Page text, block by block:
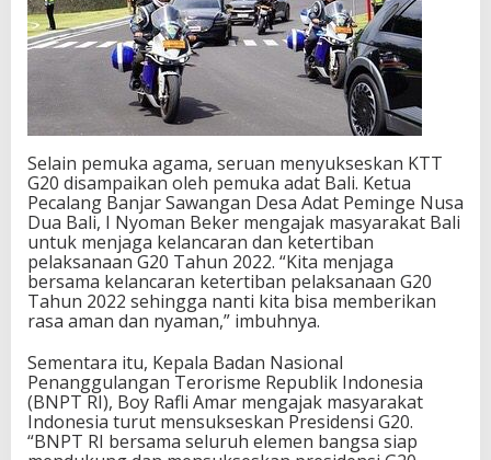
Selain pemuka agama, seruan menyukseskan KTT
G20 disampaikan oleh pemuka adat Bali. Ketua
Pecalang Banjar Sawangan Desa Adat Peminge Nusa
Dua Bali, I Nyoman Beker mengajak masyarakat Bali
untuk menjaga kelancaran dan ketertiban
pelaksanaan G20 Tahun 2022. “Kita menjaga
bersama kelancaran ketertiban pelaksanaan G20
Tahun 2022 sehingga nanti kita bisa memberikan
rasa aman dan nyaman,” imbuhnya.
Sementara itu, Kepala Badan Nasional
Penanggulangan Terorisme Republik Indonesia
(BNPT RI), Boy Rafli Amar mengajak masyarakat
Indonesia turut mensukseskan Presidensi G20.
“BNPT RI bersama seluruh elemen bangsa siap